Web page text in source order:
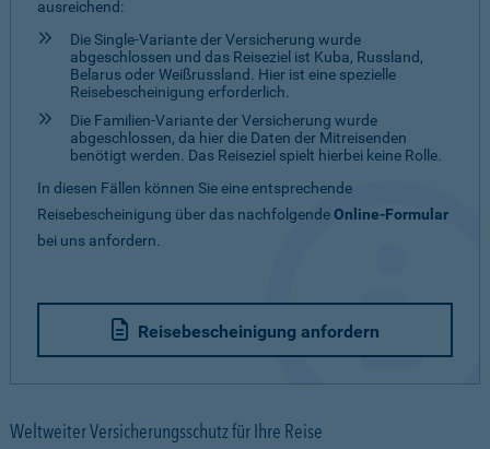
ausreichend:
Die Single-Variante der Versicherung wurde
abgeschlossen und das Reiseziel ist Kuba, Russland,
Belarus oder Weißrussland. Hier ist eine spezielle
Reisebescheinigung erforderlich.
Die Familien-Variante der Versicherung wurde
abgeschlossen, da hier die Daten der Mitreisenden
benötigt werden. Das Reiseziel spielt hierbei keine Rolle.
In diesen Fällen können Sie eine entsprechende
Reisebescheinigung über das nachfolgendeOnline-Formular
bei uns anfordern.
Reisebescheinigung anfordern
Weltweiter Versicherungsschutz für Ihre Reise